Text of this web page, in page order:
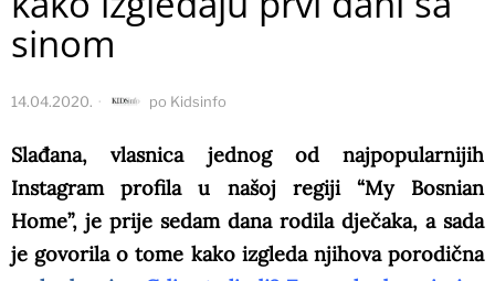
sinom
14.04.2020. po Kidsinfo
Slađana, vlasnica jednog od najpopularnijih
Instagram profila u našoj regiji “My Bosnian
Home”, je prije sedam dana rodila dječaka, a sada
je govorila o tome kako izgleda njihova porodična